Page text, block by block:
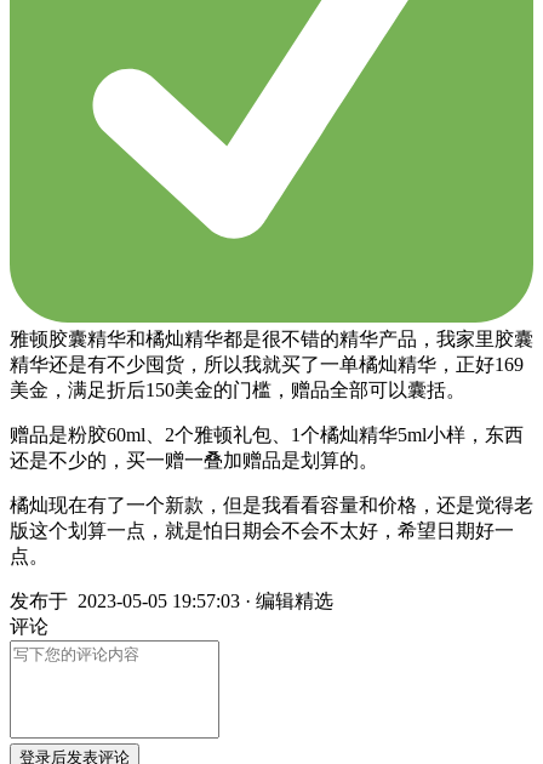
雅顿胶囊精华和橘灿精华都是很不错的精华产品，我家里胶囊
精华还是有不少囤货，所以我就买了一单橘灿精华，正好169
美金，满足折后150美金的门槛，赠品全部可以囊括。
赠品是粉胶60ml、2个雅顿礼包、1个橘灿精华5ml小样，东西
还是不少的，买一赠一叠加赠品是划算的。
橘灿现在有了一个新款，但是我看看容量和价格，还是觉得老
版这个划算一点，就是怕日期会不会不太好，希望日期好一
点。
发布于 2023-05-05 19:57:03 · 编辑精选
评论
登录后发表评论